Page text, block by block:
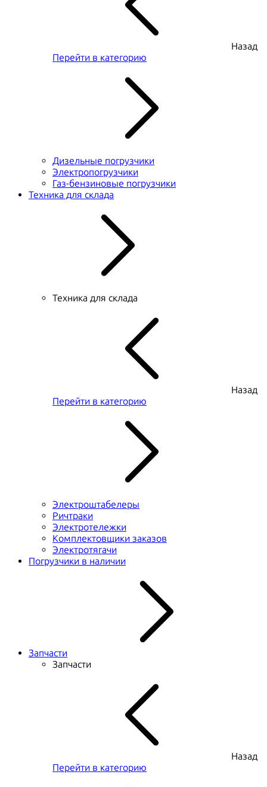
Назад
Перейти в категорию
Дизельные погрузчики
Электропогрузчики
Газ-бензиновые погрузчики
Техника для склада
Техника для склада
Назад
Перейти в категорию
Электроштабелеры
Ричтраки
Электротележки
Комплектовщики заказов
Электротягачи
Погрузчики в наличии
Запчасти
Запчасти
Назад
Перейти в категорию